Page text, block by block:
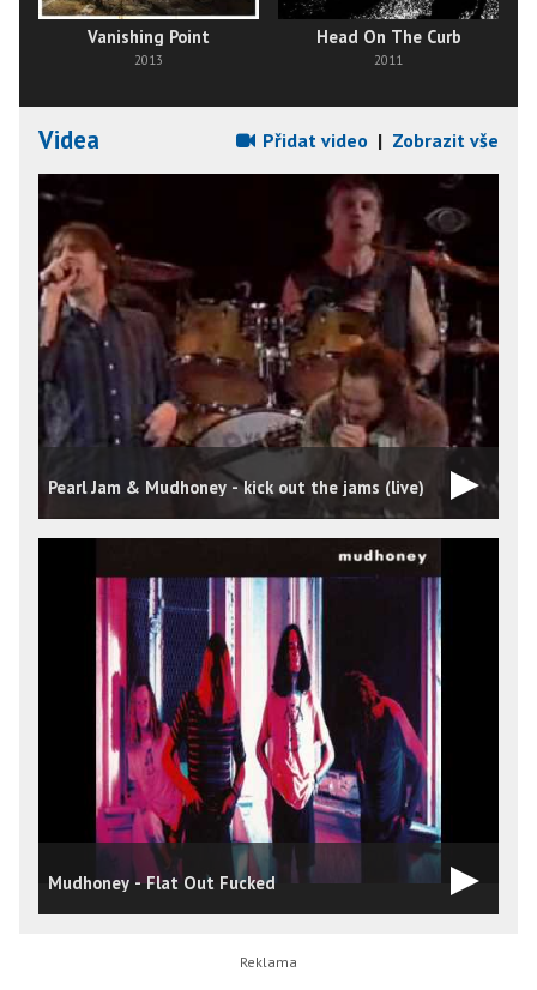
Vanishing Point
2013
Head On The Curb
2011
Videa Přidat video | Zobrazit vše
Pearl Jam & Mudhoney - kick out the jams (live)
Mudhoney - Flat Out Fucked